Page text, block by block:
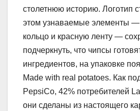
столетнюю историю. Логотип
этом узнаваемые элементы —
кольцо и красную ленту —
подчеркнуть, что чипсы
ингредиентов, на упаковке
Made with real potatoes. Как
PepsiCo, 42% потребителей
они сделаны из настоящего